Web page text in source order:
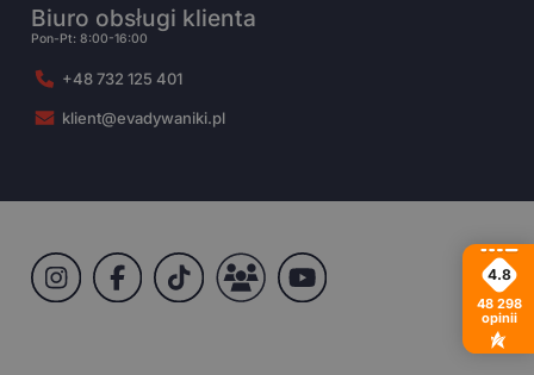
Biuro obsługi klienta
Pon-Pt: 8:00-16:00
+48 732 125 401
klient@evadywaniki.pl
4.8
48 298
opinii